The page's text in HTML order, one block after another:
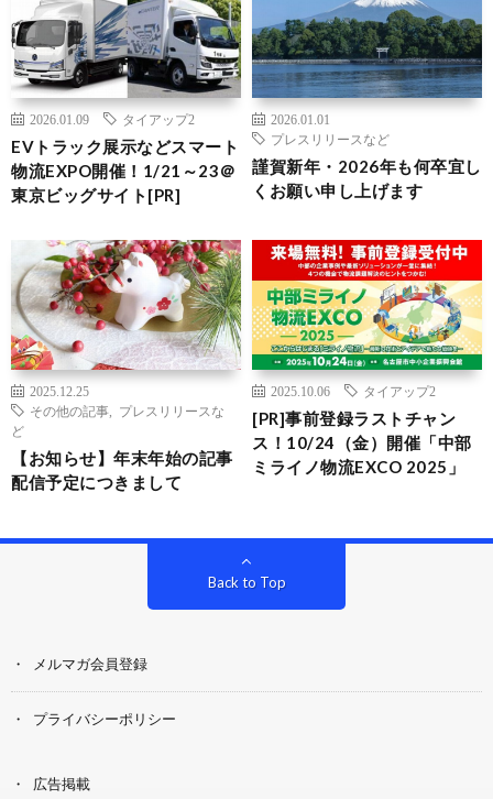
2026.01.09 タイアップ2
EVトラック展示などスマート
物流EXPO開催！1/21～23＠
東京ビッグサイト[PR]
2026.01.01
プレスリリースなど
謹賀新年・2026年も何卒宜し
くお願い申し上げます
2025.12.25
その他の記事
プレスリリースな
ど
【お知らせ】年末年始の記事
配信予定につきまして
2025.10.06 タイアップ2
[PR]事前登録ラストチャン
ス！10/24（金）開催「中部
ミライノ物流EXCO 2025」
Back to Top
メルマガ会員登録
プライバシーポリシー
広告掲載